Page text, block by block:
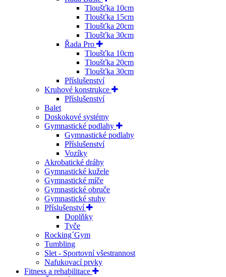
Tloušťka 10cm
Tloušťka 15cm
Tloušťka 20cm
Tloušťka 30cm
Řada Pro
Tloušťka 10cm
Tloušťka 20cm
Tloušťka 30cm
Příslušenství
Kruhové konstrukce
Příslušenství
Balet
Doskokové systémy
Gymnastické podlahy
Gymnastické podlahy
Příslušenství
Vozíky
Akrobatické dráhy
Gymnastické kužele
Gymnastické míče
Gymnastické obruče
Gymnastické stuhy
Příslušenství
Doplňky
Tyče
Rocking´Gym
Tumbling
Slet - Sportovní všestrannost
Nafukovací prvky
Fitness a rehabilitace